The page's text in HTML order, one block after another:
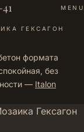
MENU
ГЕКСАГОН
формата
без
— Italon